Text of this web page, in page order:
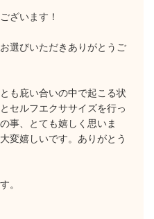
ざいます！
選びいただきありがとうご
も庇い合いの中で起こる状
セルフエクササイズを行っ
事、とても嬉しく思いま
変嬉しいです。ありがとう
。